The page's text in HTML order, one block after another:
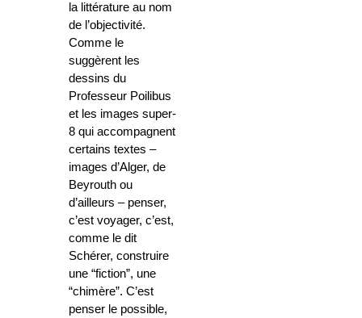
la littérature au nom
de l’objectivité.
Comme le
suggèrent les
dessins du
Professeur Poilibus
et les images super-
8 qui accompagnent
certains textes –
images d’Alger, de
Beyrouth ou
d’ailleurs – penser,
c’est voyager, c’est,
comme le dit
Schérer, construire
une “fiction”, une
“chimère”. C’est
penser le possible,